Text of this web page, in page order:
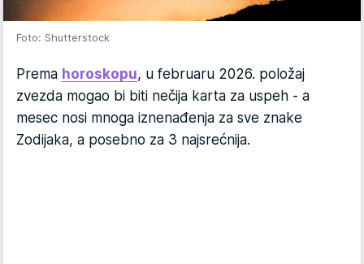
Foto: Shutterstock
Prema horoskopu, u februaru 2026. položaj
zvezda mogao bi biti nečija karta za uspeh - a
mesec nosi mnoga iznenađenja za sve znake
Zodijaka, a posebno za 3 najsrećnija.